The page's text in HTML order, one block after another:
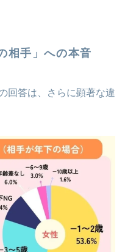
相手」への本音
回答は、さらに顕著な違